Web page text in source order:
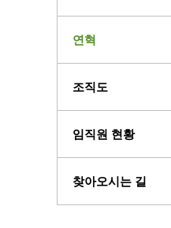
연혁
조직도
임직원 현황
찾아오시는 길